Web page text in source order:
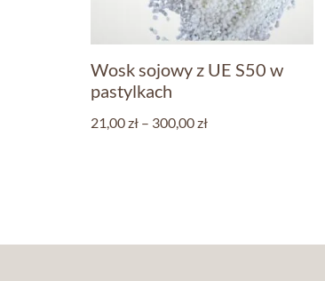
Wosk sojowy z UE S50 w
pastylkach
21,00zł – 300,00zł